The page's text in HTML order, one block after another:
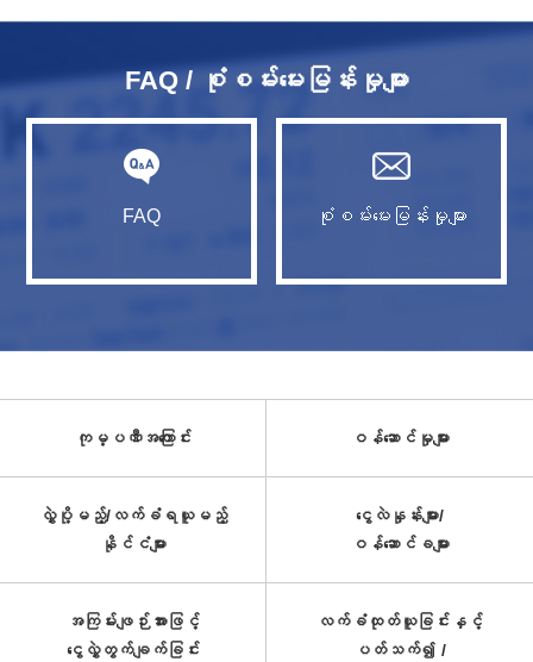
FAQ / စုံစမ်းမေးမြန်းမှုများ
FAQ စုံစမ်းမေးမြန်းမှုများ
ကုမ္ပဏီအကြောင်း ဝန်ဆောင်မှုများ
လွှဲပို့မည့်/လက်ခံရယူမည့်
နိုင်ငံများ
ငွေလဲနှုန်းများ/
ဝန်ဆောင်ခများ
အကြမ်းဖျဉ်းအားဖြင့်
ငွေလွှဲတွက်ချက်ခြင်း
လက်ခံထုတ်ယူခြင်းနှင့်
ပတ်သက်၍ /